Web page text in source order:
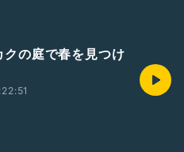
の庭で春を見つけ